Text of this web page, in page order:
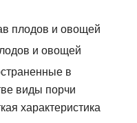
плодов и овощей
и овощей
в
виды порчи
характеристика